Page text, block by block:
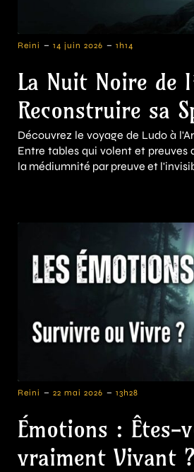
Reini - 14 juin 2026 - 1h14
La Nuit Noire de
Reconstruire sa
Découvrez le voyage de Ludo à
Entre tables qui volent et preuves
la médiumnité par preuve et
Reini - 22 mai 2026 - 13h28
Émotions : Êtes-
vraiment Vivant ?